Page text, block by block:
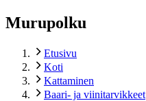
Murupolku
Etusivu
Koti
Kattaminen
Baari- ja viinitarvikkeet